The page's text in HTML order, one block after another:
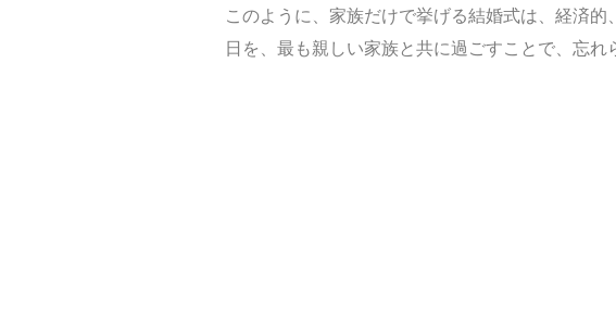
このように、家族だけで挙げる結婚式は、経済
日を、最も親しい家族と共に過ごすことで、忘